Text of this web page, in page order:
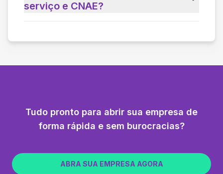
serviço e CNAE?
Tudo pronto para abrir sua empresa de
forma rápida e sem burocracias?
ABRA SUA EMPRESA AGORA